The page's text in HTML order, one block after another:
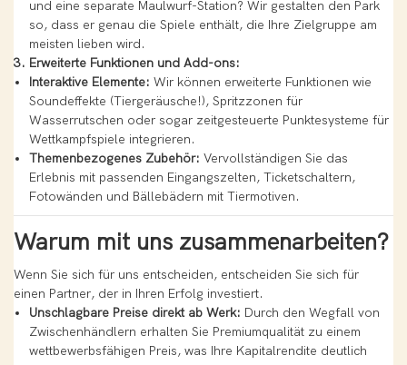
und eine separate Maulwurf-Station? Wir gestalten den Park
so, dass er genau die Spiele enthält, die Ihre Zielgruppe am
meisten lieben wird.
3. Erweiterte Funktionen und Add-ons:
Interaktive Elemente: Wir können erweiterte Funktionen wie
Soundeffekte (Tiergeräusche!), Spritzzonen für
Wasserrutschen oder sogar zeitgesteuerte Punktesysteme für
Wettkampfspiele integrieren.
Themenbezogenes Zubehör: Vervollständigen Sie das
Erlebnis mit passenden Eingangszelten, Ticketschaltern,
Fotowänden und Bällebädern mit Tiermotiven.
Warum mit uns zusammenarbeiten?
Wenn Sie sich für uns entscheiden, entscheiden Sie sich für
einen Partner, der in Ihren Erfolg investiert.
Unschlagbare Preise direkt ab Werk: Durch den Wegfall von
Zwischenhändlern erhalten Sie Premiumqualität zu einem
wettbewerbsfähigen Preis, was Ihre Kapitalrendite deutlich